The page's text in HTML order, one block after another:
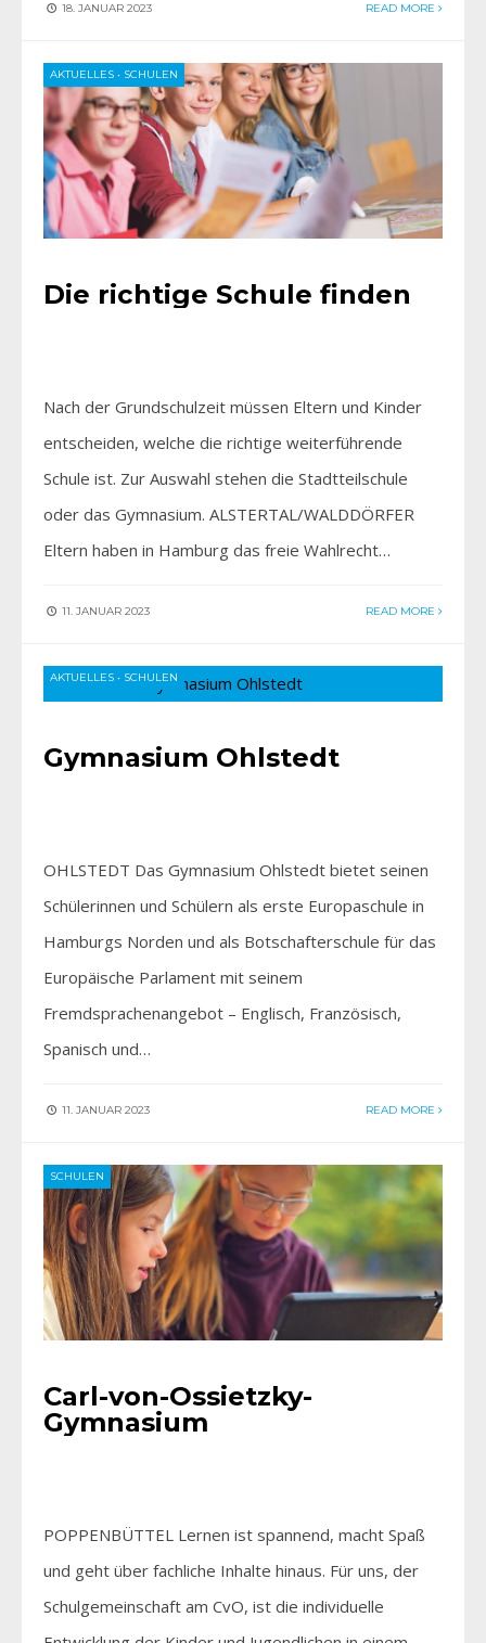
18. JANUAR 2023 READ MORE
AKTUELLES • SCHULEN
Die richtige Schule finden
Nach der Grundschulzeit müssen Eltern und Kinder
entscheiden, welche die richtige weiterführende
Schule ist. Zur Auswahl stehen die Stadtteilschule
oder das Gymnasium. ALSTERTAL/WALDDÖRFER
Eltern haben in Hamburg das freie Wahlrecht…
11. JANUAR 2023 READ MORE
AKTUELLES • SCHULEN
Gymnasium Ohlstedt
OHLSTEDT Das Gymnasium Ohlstedt bietet seinen
Schülerinnen und Schülern als erste Europaschule in
Hamburgs Norden und als Botschafterschule für das
Europäische Parlament mit seinem
Fremdsprachenangebot – Englisch, Französisch,
Spanisch und…
11. JANUAR 2023 READ MORE
SCHULEN
Carl-von-Ossietzky-
Gymnasium
POPPENBÜTTEL Lernen ist spannend, macht Spaß
und geht über fachliche Inhalte hinaus. Für uns, der
Schulgemeinschaft am CvO, ist die individuelle